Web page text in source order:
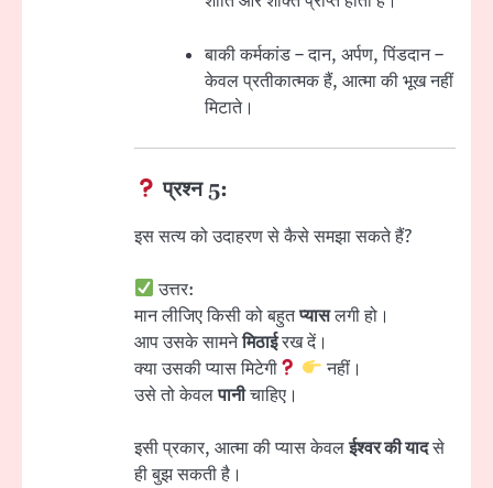
बाकी कर्मकांड – दान, अर्पण, पिंडदान –
केवल प्रतीकात्मक हैं, आत्मा की भूख नहीं
मिटाते।
प्रश्न 5:
इस सत्य को उदाहरण से कैसे समझा सकते हैं?
उत्तर:
मान लीजिए किसी को बहुतप्यासलगी हो।
आप उसके सामनेमिठाईरख दें।
क्या उसकी प्यास मिटेगी
नहीं।
उसे तो केवलपानीचाहिए।
इसी प्रकार, आत्मा की प्यास केवलईश्वर की यादसे
ही बुझ सकती है।